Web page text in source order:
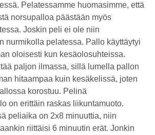
Pelatessamme huomasimme, että
norsupalloa päästään myös
Joskin peli ei ole niin
nurmikolla pelatessa. Pallo käyttäytyi
oloisesti kun kesäolosuhteissa.
paljon ilmassa, sillä lumella pallon
hitaampaa kuin kesäkelissä, joten
korostuu. Pelinä
on erittäin raskas liikuntamuoto.
peliaika on 2x8 minuuttia, niin
riittäisi 6 minuutin erät. Jonkin